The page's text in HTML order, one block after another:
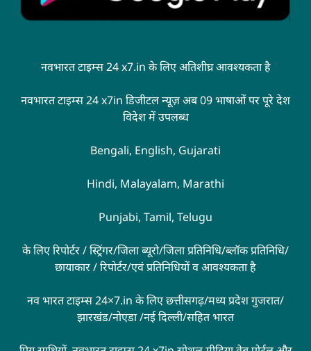
नवभारत टाइम्स 24 x7.in के लिए अतिशीघ्र आवश्यकता है
नवभारत टाइम्स 24 x7in डिजीटल न्यूज़ अब 09 भाषाओं पर पूरे देश
विदेश में उपलब्ध
Bengali, English, Gujarati
Hindi, Malayalam, Marathi
Punjabi, Tamil, Telugu
के लिए रिपोर्टर / स्ट्रिंगर/जिला ब्यूरो/जिला प्रतिनिधि/ब्लॉक प्रतिनिधि/
छायाकार / रिपोर्टर/एवं प्रतिनिधियों व आवश्यकता है
नव भारत टाइम्स 24×7.in के लिए छत्तीसगढ़/मध्य प्रदेश गुजरात/
झारखंड/नोएडा /नई दिल्ली/सहित भारत